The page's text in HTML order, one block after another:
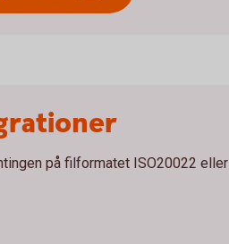
på filformatet ISO20022 eller